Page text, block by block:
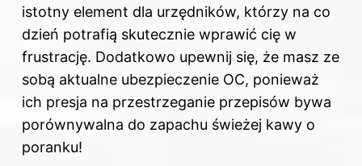
istotny element dla urzędników, którzy na co
dzień potrafią skutecznie wprawić cię w
frustrację. Dodatkowo upewnij się, że masz ze
sobą aktualne ubezpieczenie OC, ponieważ
ich presja na przestrzeganie przepisów bywa
porównywalna do zapachu świeżej kawy o
poranku!